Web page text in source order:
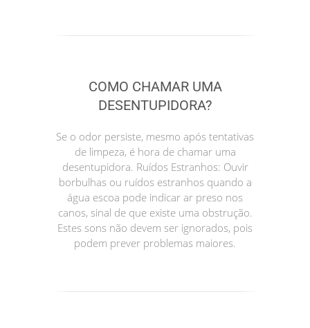
COMO CHAMAR UMA
DESENTUPIDORA?
Se o odor persiste, mesmo após tentativas
de limpeza, é hora de chamar uma
desentupidora. Ruídos Estranhos: Ouvir
borbulhas ou ruídos estranhos quando a
água escoa pode indicar ar preso nos
canos, sinal de que existe uma obstrução.
Estes sons não devem ser ignorados, pois
podem prever problemas maiores.